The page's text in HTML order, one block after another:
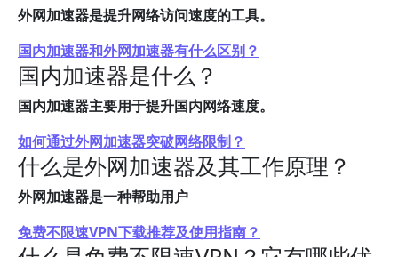
外网加速器是提升网络访问速度的工具。
国内加速器和外网加速器有什么区别？
国内加速器是什么？
国内加速器主要用于提升国内网络速度。
如何通过外网加速器突破网络限制？
什么是外网加速器及其工作原理？
外网加速器是一种帮助用户
免费不限速VPN下载推荐及使用指南？